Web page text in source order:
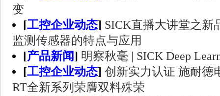
变
[工控企业动态] SICK直播大讲堂之新
监测传感器的特点与应用
[产品新闻] 明察秋毫 | SICK Deep
[工控企业动态] 创新实力认证 施耐德
RT全新系列荣膺双料殊荣